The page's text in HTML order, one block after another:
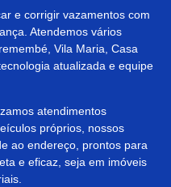
e corrigir vazamentos com
Atendemos vários
Vila Maria, Casa
atualizada e equipe
atendimentos
próprios, nossos
ao endereço, prontos para
e eficaz, seja em imóveis